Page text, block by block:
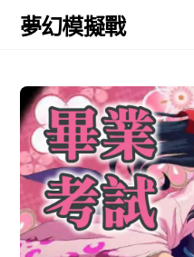
Skip
夢幻模擬戰